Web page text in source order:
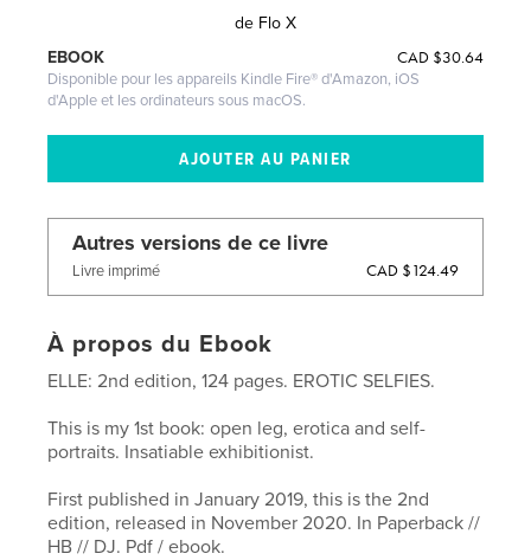
de Flo X
CAD $30.64
EBOOK
Disponible pour les appareils Kindle Fire® d'Amazon, iOS
d'Apple et les ordinateurs sous macOS.
Autres versions de ce livre
Livre imprimé CAD $124.49
À propos du Ebook
ELLE: 2nd edition, 124 pages. EROTIC SELFIES.
This is my 1st book: open leg, erotica and self-
portraits. Insatiable exhibitionist.
First published in January 2019, this is the 2nd
edition, released in November 2020. In Paperback //
HB // DJ. Pdf / ebook.